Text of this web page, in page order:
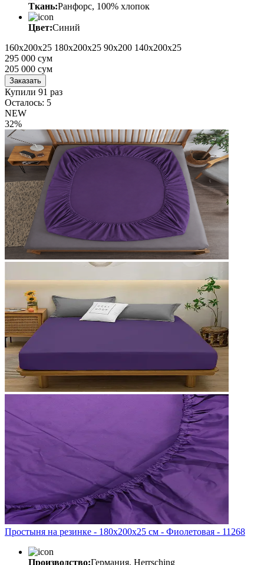
Ткань:Ранфорс, 100% хлопок
Цвет:Синий
160x200x25 180x200х25 90х200 140x200x25
295 000 сум
205 000 сум
Заказать
Купили 91 раз
Осталось: 5
NEW
32%
Простыня на резинке - 180x200x25 cм - Фиолетовая - 11268
Производство:Германия, Herrsching